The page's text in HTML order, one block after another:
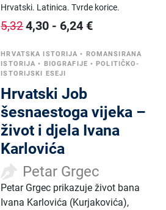
Hrvatski. Latinica.Tvrde korice.
5,324,30 - 6,24 €
HRVATSKA ISTORIJA • ROMANSIRANA
ISTORIJA • BIOGRAFIJE •POLITIČKO-
ISTORIJSKI ESEJI
Hrvatski Job
šesnaestoga vijeka –
život i djela Ivana
Karlovića
Petar Grgec
Petar Grgec prikazuje život bana
Ivana Karlovića (Kurjakovića),